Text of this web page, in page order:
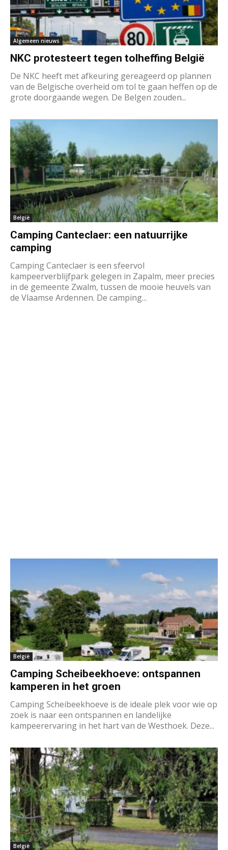
Algemeen nieuws
NKC protesteert tegen tolheffing België
De NKC heeft met afkeuring gereageerd op plannen
van de Belgische overheid om tol te gaan heffen op de
grote doorgaande wegen. De Belgen zouden...
België
Camping Canteclaer: een natuurrijke
camping
Camping Canteclaer is een sfeervol
kampeerverblijfpark gelegen in Zapalm, meer precies
in de gemeente Zwalm, tussen de mooie heuvels van
de Vlaamse Ardennen. De camping...
België
Camping Scheibeekhoeve: ontspannen
kamperen in het groen
Camping Scheibeekhoeve is de ideale plek voor wie op
zoek is naar een ontspannen en landelijke
kampeerervaring in het hart van de Westhoek. Deze...
België